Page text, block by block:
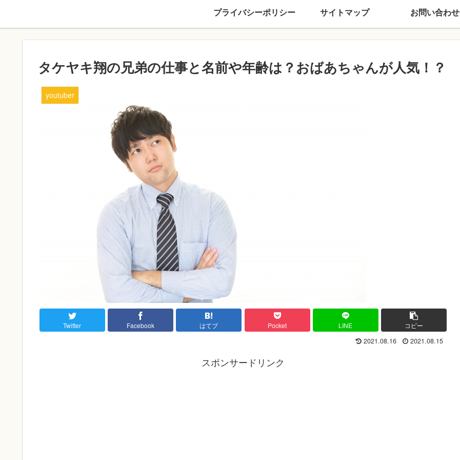
プライバシーポリシー サイトマップ お問い合わせ
タケヤキ翔の兄弟の仕事と名前や年齢は？おばあちゃんが人気！？
youtuber
Twitter Facebook はてブ Pocket LINE コピー
2021.08.16 2021.08.15
スポンサードリンク